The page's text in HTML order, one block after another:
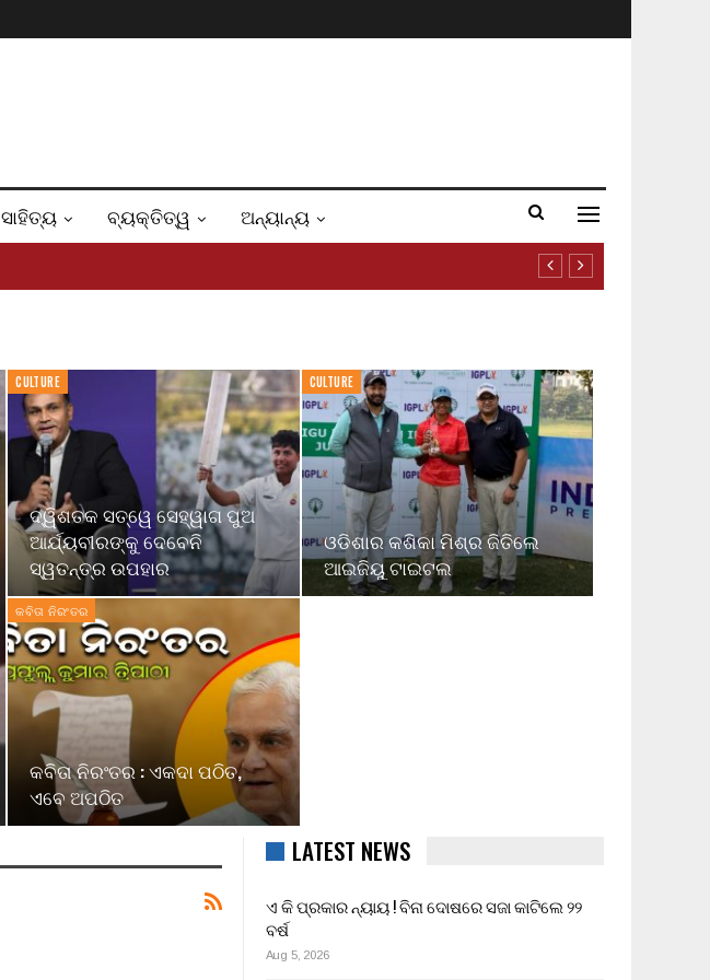
ସାହିତ୍ୟ ବ୍ୟକ୍ତିତ୍ୱ ଅନ୍ୟାନ୍ୟ
CULTURE
ଦ୍ୱିଶତକ ସତ୍ୱେ ସେହ୍ୱାଗ ପୁଅ
ଆର୍ଯ୍ୟବୀରଙ୍କୁ ଦେବେନି
ସ୍ୱତନ୍ତ୍ର ଉପହାର
CULTURE
ଓଡିଶାର କଶିକା ମିଶ୍ର ଜିତିଲେ
ଆଇଜିୟୁ ଟାଇଟଲ
କବିତା ନିରଂତର
କବିତା ନିରଂତର : ଏକଦା ପଠିତ,
ଏବେ ଅପଠିତ
LATEST NEWS
ଏ କି ପ୍ରକାର ନ୍ୟାୟ ! ବିନା ଦୋଷରେ ସଜା କାଟିଲେ ୨୨
ବର୍ଷ
Aug 5, 2026